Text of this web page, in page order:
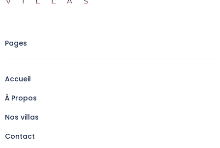
Pages
Accueil
À Propos
Nos villas
Contact